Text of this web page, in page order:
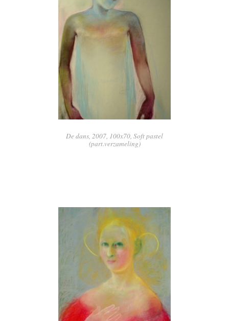
De dans, 2007, 100x70, Soft pastel
(part.verzameling)